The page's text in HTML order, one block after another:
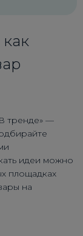
тренде» —
идеи можно
площадках
на